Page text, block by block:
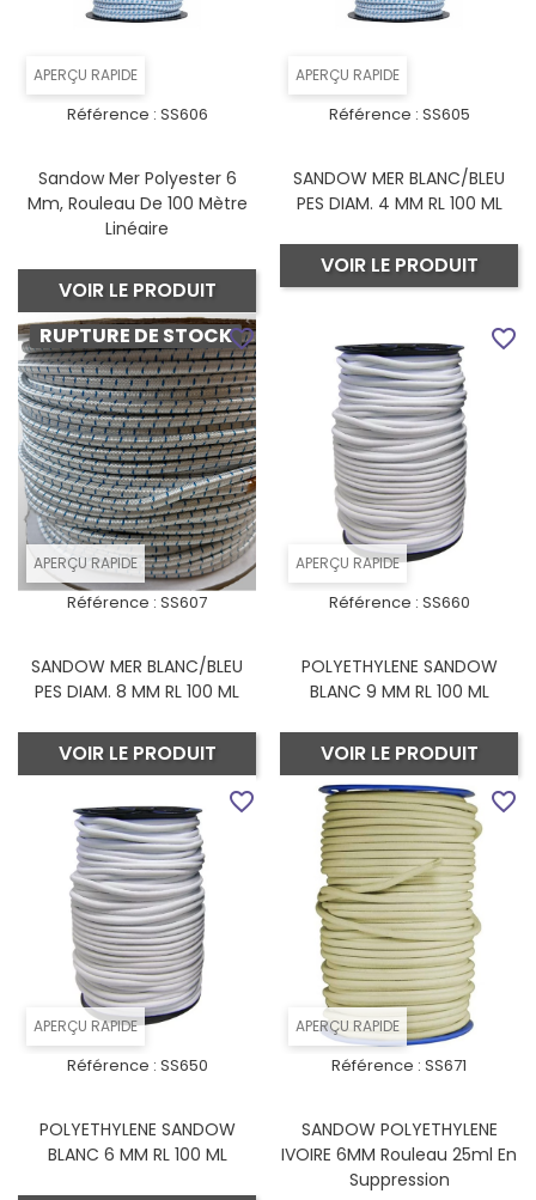
APERÇU RAPIDE
Référence : SS606
Sandow Mer Polyester 6
Mm, Rouleau De 100 Mètre
Linéaire
VOIR LE PRODUIT
APERÇU RAPIDE
Référence : SS605
SANDOW MER BLANC/BLEU
PES DIAM. 4 MM RL 100 ML
VOIR LE PRODUIT
APERÇU RAPIDE
RUPTURE DE STOCK
Référence : SS607
SANDOW MER BLANC/BLEU
PES DIAM. 8 MM RL 100 ML
VOIR LE PRODUIT
favorite_border
APERÇU RAPIDE
Référence : SS660
POLYETHYLENE SANDOW
BLANC 9 MM RL 100 ML
VOIR LE PRODUIT
favorite_border
APERÇU RAPIDE
Référence : SS650
POLYETHYLENE SANDOW
BLANC 6 MM RL 100 ML
favorite_border
APERÇU RAPIDE
Référence : SS671
SANDOW POLYETHYLENE
IVOIRE 6MM Rouleau 25ml En
Suppression
favorite_border